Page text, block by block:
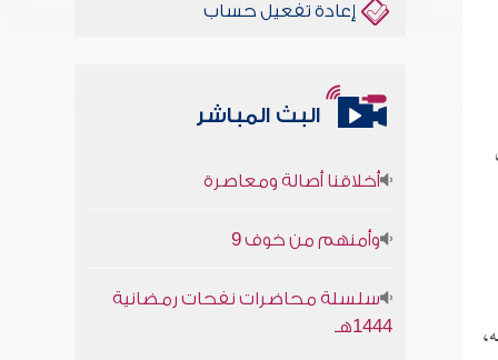
إعادة تفعيل حساب
البث المباشر
1444هـ